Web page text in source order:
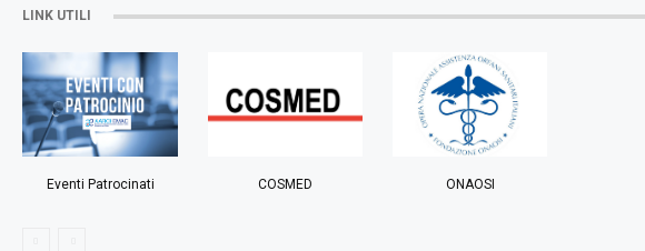
LINK UTILI
Eventi Patrocinati COSMED ONAOSI